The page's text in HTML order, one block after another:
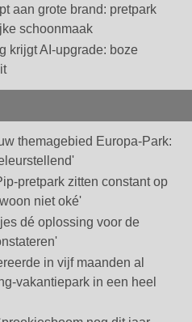
aan grote brand: pretpark
schoonmaak
krijgt AI-upgrade: boze
themagebied Europa-Park:
pretpark zitten constant op
niet oké'
dé oplossing voor de
in vijf maanden al
vakantiepark in een heel